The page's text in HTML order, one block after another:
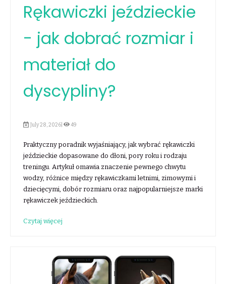
Rękawiczki jeździeckie
- jak dobrać rozmiar i
materiał do
dyscypliny?
July 28, 2026| 49
Praktyczny poradnik wyjaśniający, jak wybrać rękawiczki
jeździeckie dopasowane do dłoni, pory roku i rodzaju
treningu. Artykuł omawia znaczenie pewnego chwytu
wodzy, różnice między rękawiczkami letnimi, zimowymi i
dziecięcymi, dobór rozmiaru oraz najpopularniejsze marki
rękawiczek jeździeckich.
Czytaj więcej